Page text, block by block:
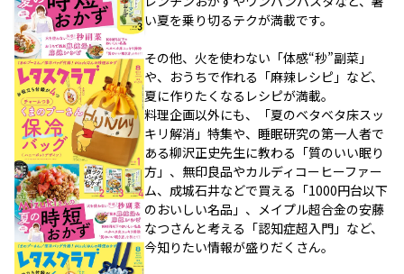
い夏を乗り切るテクが満載です。
その他、火を使わない「体感“秒”副菜」
や、おうちで作れる「麻辣レシピ」など、
夏に作りたくなるレシピが満載。
料理企画以外にも、「夏のベタベタ床スッ
キリ解消」特集や、睡眠研究の第一人者で
ある柳沢正史先生に教わる「質のいい眠り
方」、無印良品やカルディコーヒーファー
ム、成城石井などで買える「1000円台以下
のおいしい名品」、メイプル超合金の安藤
なつさんと考える「認知症超入門」など、
今知りたい情報が盛りだくさん。